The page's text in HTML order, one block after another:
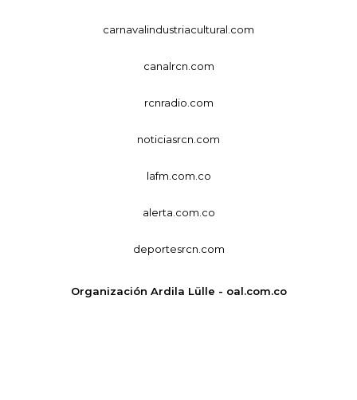
carnavalindustriacultural.com
canalrcn.com
rcnradio.com
noticiasrcn.com
lafm.com.co
alerta.com.co
deportesrcn.com
Organización Ardila Lülle - oal.com.co